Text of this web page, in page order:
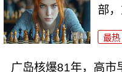
部
最热
广岛核爆81年，高市